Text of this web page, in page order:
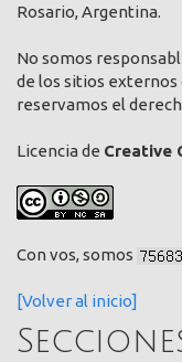
Rosario, Argentina.
No somos
de los sitios externos
reservamos el
Licencia de Creative
Con vos, somos
[Volver al inicio]